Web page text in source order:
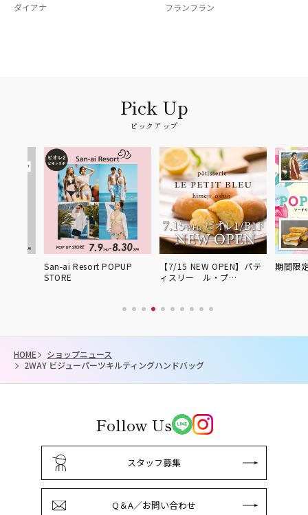
ダイアナ フランフラン
ピックアップ
San-ai Resort POPUP
STORE
【7/15 NEW OPEN】パテ
ィスリー ル・プ…
期間限定
HOME
ショップニュース
2WAY ビジューパーツキルティングハンドバッグ
Follow Us
スタッフ募集
Q＆A／お問い合わせ